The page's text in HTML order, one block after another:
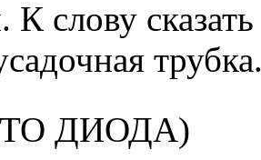
слову
ДИОДА)